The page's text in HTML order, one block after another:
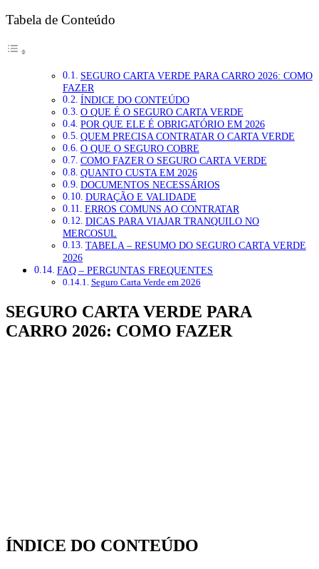
Tabela de Conteúdo
SEGURO CARTA VERDE PARA CARRO 2026: COMO
FAZER
ÍNDICE DO CONTEÚDO
O QUE É O SEGURO CARTA VERDE
POR QUE ELE É OBRIGATÓRIO EM 2026
QUEM PRECISA CONTRATAR O CARTA VERDE
O QUE O SEGURO COBRE
COMO FAZER O SEGURO CARTA VERDE
QUANTO CUSTA EM 2026
DOCUMENTOS NECESSÁRIOS
DURAÇÃO E VALIDADE
ERROS COMUNS AO CONTRATAR
DICAS PARA VIAJAR TRANQUILO NO
MERCOSUL
TABELA – RESUMO DO SEGURO CARTA VERDE
2026
FAQ – PERGUNTAS FREQUENTES
Seguro Carta Verde em 2026
SEGURO CARTA VERDE PARA
CARRO 2026: COMO FAZER
ÍNDICE DO CONTEÚDO